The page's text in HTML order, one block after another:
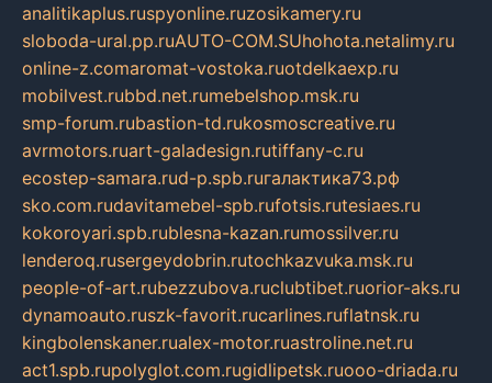
analitikaplus.ruspyonline.ruzosikamery.ru
sloboda-ural.pp.ruAUTO-COM.SUhohota.netalimy.ru
online-z.comaromat-vostoka.ruotdelkaexp.ru
mobilvest.rubbd.net.rumebelshop.msk.ru
smp-forum.rubastion-td.rukosmoscreative.ru
avrmotors.ruart-galadesign.rutiffany-c.ru
ecostep-samara.rud-p.spb.ruгалактика73.рф
sko.com.rudavitamebel-spb.rufotsis.rutesiaes.ru
kokoroyari.spb.rublesna-kazan.rumossilver.ru
lenderoq.rusergeydobrin.rutochkazvuka.msk.ru
people-of-art.rubezzubova.ruclubtibet.ruorior-aks.ru
dynamoauto.ruszk-favorit.rucarlines.ruflatnsk.ru
kingbolenskaner.rualex-motor.ruastroline.net.ru
act1.spb.rupolyglot.com.rugidlipetsk.ruooo-driada.ru